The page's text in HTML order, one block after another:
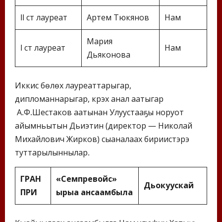
II ст лауреат Артем Тюкянов Нам
I ст лауреат
Мария
Дьяконова
Нам
Иккис бөлөх лауреаттарыгар,
дипломаннарыгар, күрэх анал аатыгар
А.Ф.Шестаков аатынан Улуустааҕы норуот
айымньытын Дьиэтин (директор — Николай
Михайлович Жирков) сыаналаах бириистэрэ
туттарылыннылар.
ГРАН
ПРИ
«Семпревойс»
ырыа ансаамбыла
Дьокуускай